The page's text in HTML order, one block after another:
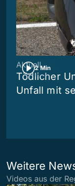
2 Min
Aktuell
Tödlicher
Unfall mit
Weitere
Videos aus der